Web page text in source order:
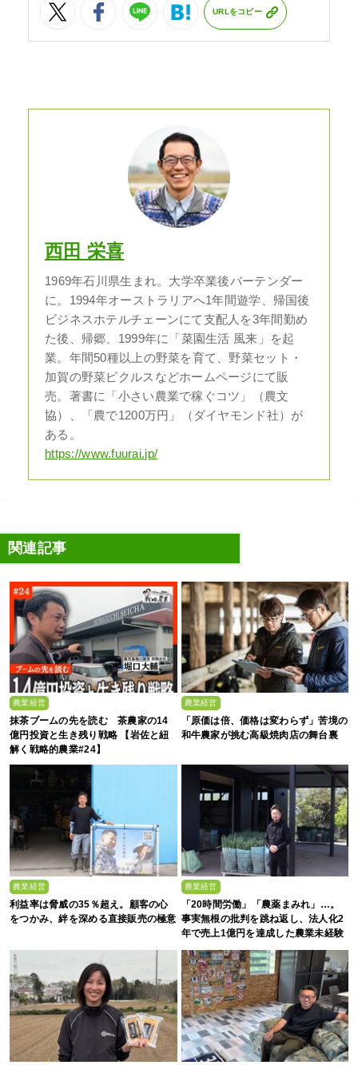
URLをコピー
西田 栄喜
1969年石川県生まれ。大学卒業後バーテンダー
に。1994年オーストラリアへ1年間遊学、帰国後
ビジネスホテルチェーンにて支配人を3年間勤め
た後、帰郷、1999年に「菜園生活 風来」を起
業。年間50種以上の野菜を育て、野菜セット・
加賀の野菜ピクルスなどホームページにて販
売。著書に「小さい農業で稼ぐコツ」（農文
協）、「農で1200万円」（ダイヤモンド社）が
ある。
https://www.fuurai.jp/
関連記事
農業経営
抹茶ブームの先を読む 茶農家の14
億円投資と生き残り戦略 【岩佐と紐
解く戦略的農業#24】
農業経営
「原価は倍、価格は変わらず」苦境の
和牛農家が挑む高級焼肉店の舞台裏
農業経営
利益率は脅威の35％超え。顧客の心
をつかみ、絆を深める直接販売の極意
農業経営
「20時間労働」「農薬まみれ」…。
事実無根の批判を跳ね返し、法人化2
年で売上1億円を達成した農業未経験
の若者たち